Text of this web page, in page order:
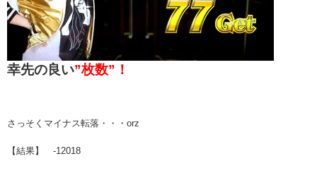
幸先の良い”枚数”！
さっそくマイナス転落・・・orz
【結果】 -12018